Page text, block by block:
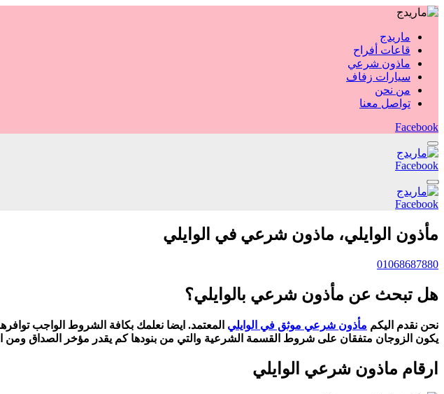
ماريدج
قاعات أفراح
ماذون شرعي
سيارات زفاف
من نحن
تواصل معنا
Facebook
Facebook
Facebook
مأذون الوايلي، ماذون شرعي في الوايلي
01068687880
هل تبحث عن مأذون شرعي بالوايلي؟
نحن نقدم اليكم مأذون شرعي موثق في الوايلي المعتمد. ايضا نعلمك بكافة الشروط الواجب
يكون الزوجان متفقان على شروط القسمة الشرعية والتي من بنودها كم يقدر مؤخر الصداق ومن
ارقام ماذون شرعي الوايلي